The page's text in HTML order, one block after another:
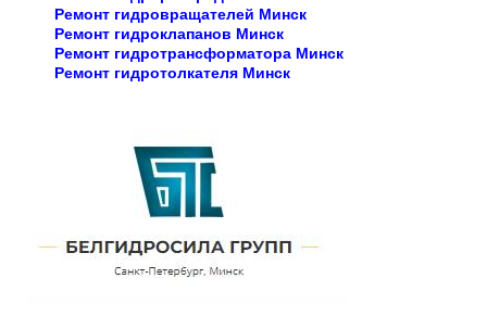
Ремонт гидровращателей Минск
Ремонт гидроклапанов Минск
Ремонт гидротрансформатора Минск
Ремонт гидротолкателя Минск